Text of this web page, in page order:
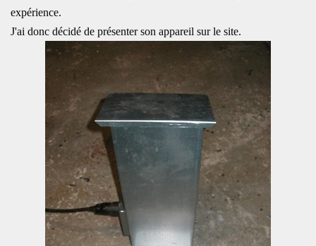
expérience.
J'ai donc décidé de présenter son appareil sur le site.